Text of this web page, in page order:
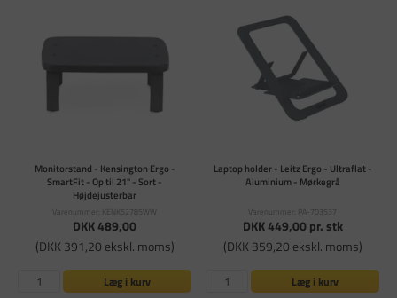
Monitorstand - Kensington Ergo -
SmartFit - Op til 21" - Sort -
Højdejusterbar
Varenummer: KENK52785WW
DKK 489,00
(DKK 391,20 ekskl. moms)
Læg i kurv
Laptop holder - Leitz Ergo - Ultraflat -
Aluminium - Mørkegrå
Varenummer: PA-703537
DKK 449,00pr. stk
(DKK 359,20 ekskl. moms)
Læg i kurv